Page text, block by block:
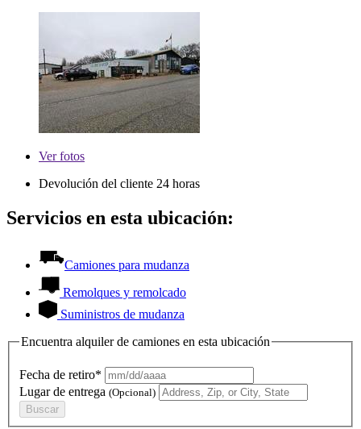
Verfotos
Devolución del cliente 24 horas
Servicios en esta ubicación:
Camiones para mudanza
Remolques y remolcado
Suministros de mudanza
Encuentra alquiler de camiones en esta ubicación
Fecha de retiro*
Lugar de entrega (Opcional)
Buscar